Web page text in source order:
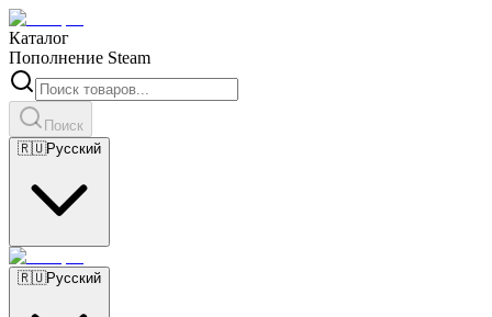
Каталог
Пополнение Steam
Поиск
🇷🇺Русский
🇷🇺Русский